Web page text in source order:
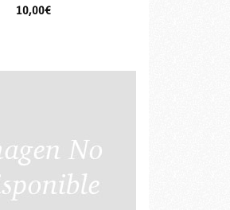
10,00€